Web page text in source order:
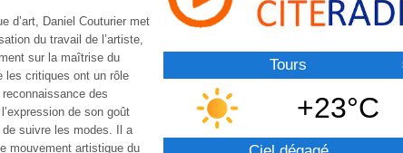
d’art, Daniel Couturier met
du travail de l’artiste,
sur la maîtrise du
les critiques ont un rôle
des
de son goût
suivre les modes. Il a
mouvement artistique du
Tours
+23°C